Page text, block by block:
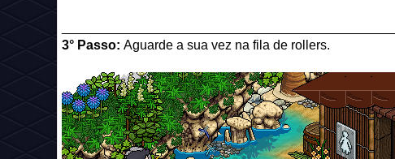
3° Passo: Aguarde a sua vez na fila de rollers.